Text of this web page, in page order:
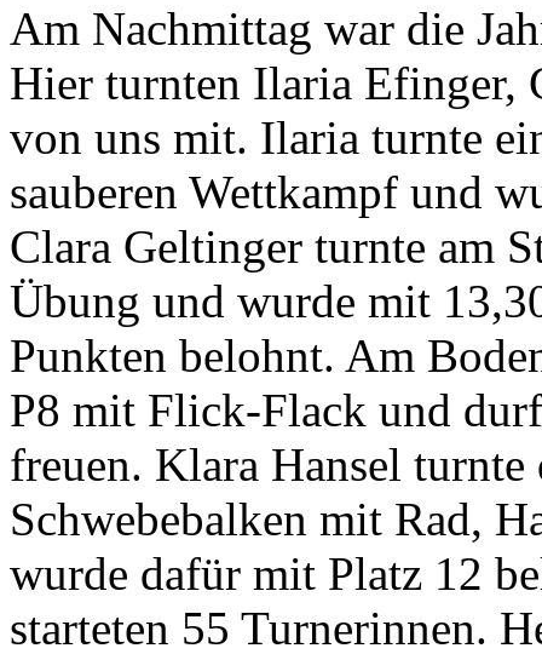
Am Nachmittag war die
Hier turnten Ilaria Efinger,
von uns mit. Ilaria turnte
sauberen Wettkampf und
Clara Geltinger turnte am
Übung und wurde mit
Punkten belohnt. Am
P8 mit Flick-Flack und
freuen. Klara Hansel turnte
Schwebebalken mit Rad,
wurde dafür mit Platz 12
starteten 55 Turnerinnen.